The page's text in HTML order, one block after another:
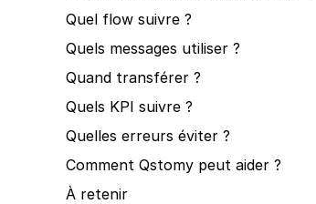
Quel flow suivre ?
Quels messages utiliser ?
Quand transférer ?
Quels KPI suivre ?
Quelles erreurs éviter ?
Comment Qstomy peut aider ?
À retenir